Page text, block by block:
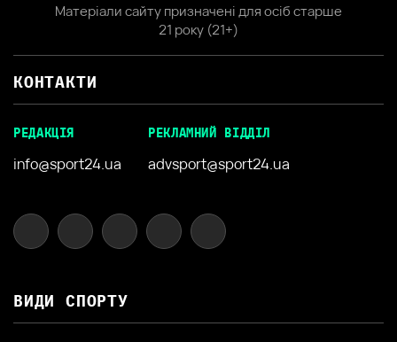
Матеріали сайту призначені для осіб старше
21 року (21+)
КОНТАКТИ
РЕДАКЦІЯ
info@sport24.ua
РЕКЛАМНИЙ ВІДДІЛ
advsport@sport24.ua
ВИДИ СПОРТУ